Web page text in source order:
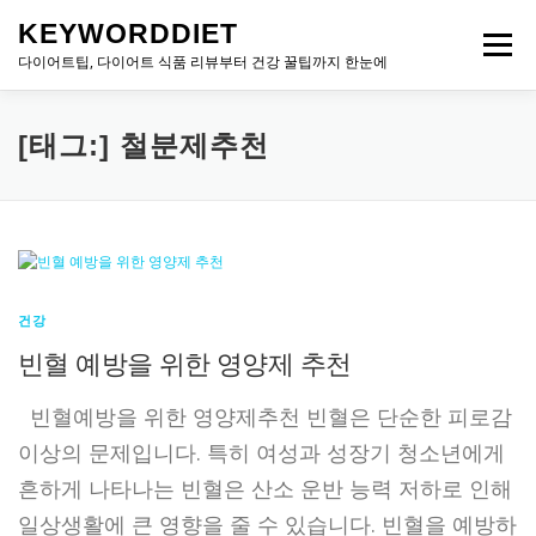
KEYWORDDIET
다이어트팁, 다이어트 식품 리뷰부터 건강 꿀팁까지 한눈에
메뉴
[태그:] 철분제추천
건강
빈혈 예방을 위한 영양제 추천
빈혈예방을 위한 영양제추천 빈혈은 단순한 피로감
이상의 문제입니다. 특히 여성과 성장기 청소년에게
흔하게 나타나는 빈혈은 산소 운반 능력 저하로 인해
일상생활에 큰 영향을 줄 수 있습니다. 빈혈을 예방하